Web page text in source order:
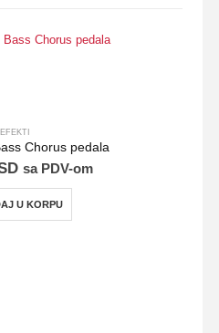
EFEKTI
Chorus pedala
sa PDV-om
U KORPU